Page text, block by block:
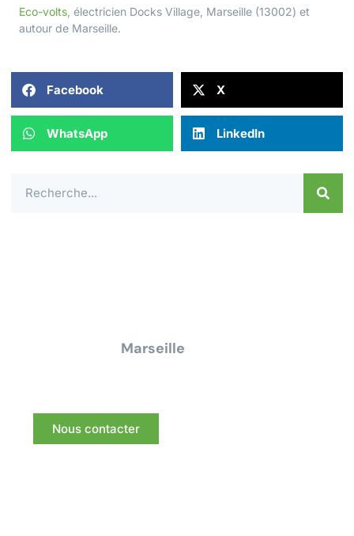
Eco-volts , électricien Docks Village, Marseille (13002) et
autour de Marseille.
Facebook X
WhatsApp LinkedIn
Marseille
Nous contacter